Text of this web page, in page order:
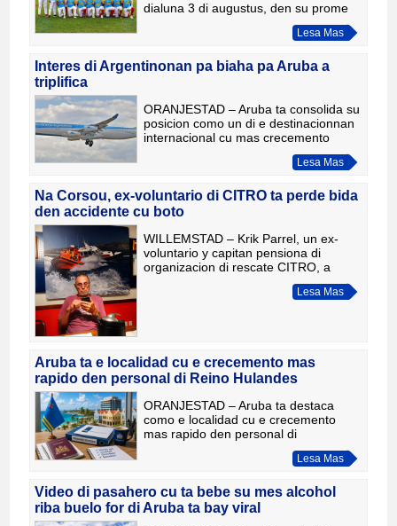
dialuna 3 di augustus, den su prome
partido di Intermediate (50/70) Little
League World Series, representando
Lesa Mas
Interes di Argentinonan pa biaha pa Aruba a
triplifica
ORANJESTAD – Aruba ta consolida su
posicion como un di e destinacionnan
internacional cu mas crecemento
entre biahero Argentino. Durante e
prome seis lunanan di 2026, e interes
Lesa Mas
Na Corsou, ex-voluntario di CITRO ta perde bida
den accidente cu boto
WILLEMSTAD – Krik Parrel, un ex-
voluntario y capitan pensiona di
organizacion di rescate CITRO, a
perde su bida diasabra den un
accidente cu boto na entrada diLesa Mas
Aruba ta e localidad cu e crecemento mas
rapido den personal di Reino Hulandes
ORANJESTAD – Aruba ta destaca
como e localidad cu e crecemento
mas rapido den personal di
Rijksoverheid (Gobierno di Reino
Hulandes), segun dato di Revelio
indi
Lesa Mas
Video di pasahero cu ta bebe su mes alcohol
riba buelo for di Aruba ta bay viral